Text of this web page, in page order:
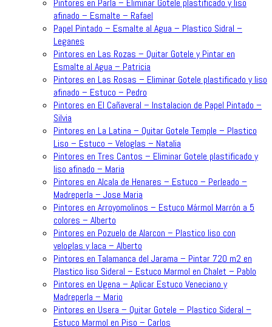
Pintores en Parla – Eliminar Gotele plastificado y liso
afinado – Esmalte – Rafael
Papel Pintado – Esmalte al Agua – Plastico Sidral –
Leganes
Pintores en Las Rozas – Quitar Gotele y Pintar en
Esmalte al Agua – Patricia
Pintores en Las Rosas – Eliminar Gotele plastificado y liso
afinado – Estuco – Pedro
Pintores en El Cañaveral – Instalacion de Papel Pintado –
Silvia
Pintores en La Latina – Quitar Gotele Temple – Plastico
Liso – Estuco – Veloglas – Natalia
Pintores en Tres Cantos – Eliminar Gotele plastificado y
liso afinado – Maria
Pintores en Alcala de Henares – Estuco – Perleado –
Madreperla – Jose Maria
Pintores en Arroyomolinos – Estuco Mármol Marrón a 5
colores – Alberto
Pintores en Pozuelo de Alarcon – Plastico liso con
veloglas y laca – Alberto
Pintores en Talamanca del Jarama – Pintar 720 m2 en
Plastico liso Sideral – Estuco Marmol en Chalet – Pablo
Pintores en Ugena – Aplicar Estuco Veneciano y
Madreperla – Mario
Pintores en Usera – Quitar Gotele – Plastico Sideral –
Estuco Marmol en Piso – Carlos